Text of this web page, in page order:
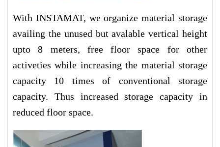
With INSTAMAT, we organize material storage
availing the unused but avalable vertical height
upto 8 meters, free floor space for other
activeties while increasing the material storage
capacity 10 times of conventional storage
capacity. Thus increased storage capacity in
reduced floor space.